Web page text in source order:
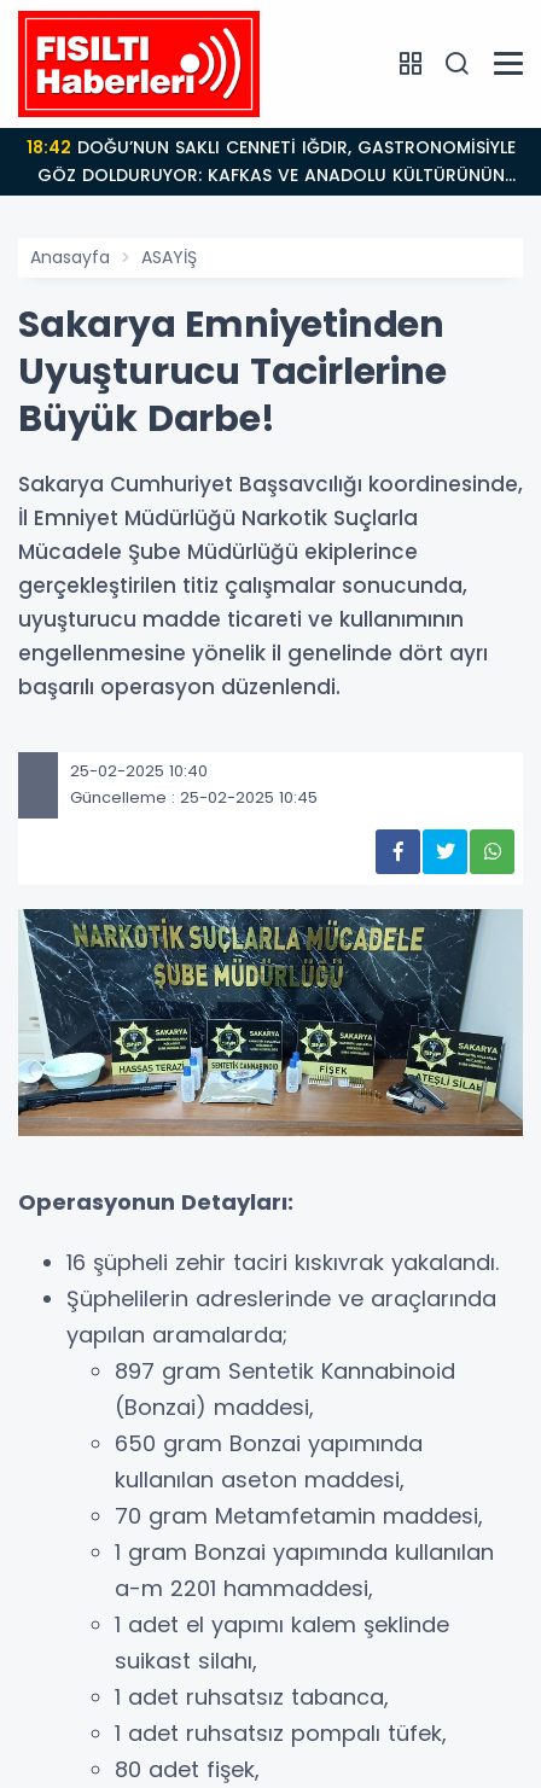
18:42
GÖZ DOLDURUYOR: KAFKAS VE ANADOLU KÜLTÜRÜNÜN
BULUŞMA NOKTASI
Anasayfa ASAYİŞ
Sakarya Emniyetinden
Uyuşturucu Tacirlerine
Büyük Darbe!
Sakarya Cumhuriyet Başsavcılığı koordinesinde,
İl Emniyet Müdürlüğü Narkotik Suçlarla
Mücadele Şube Müdürlüğü ekiplerince
gerçekleştirilen titiz çalışmalar sonucunda,
uyuşturucu madde ticareti ve kullanımının
engellenmesine yönelik il genelinde dört ayrı
başarılı operasyon düzenlendi.
25-02-2025 10:40
Güncelleme : 25-02-2025 10:45
Operasyonun Detayları:
16 şüpheli zehir taciri kıskıvrak yakalandı.
Şüphelilerin adreslerinde ve araçlarında
yapılan aramalarda;
897 gram Sentetik Kannabinoid
(Bonzai) maddesi,
650 gram Bonzai yapımında
kullanılan aseton maddesi,
70 gram Metamfetamin maddesi,
1 gram Bonzai yapımında kullanılan
a-m 2201 hammaddesi,
1 adet el yapımı kalem şeklinde
suikast silahı,
1 adet ruhsatsız tabanca,
1 adet ruhsatsız pompalı tüfek,
80 adet fişek,